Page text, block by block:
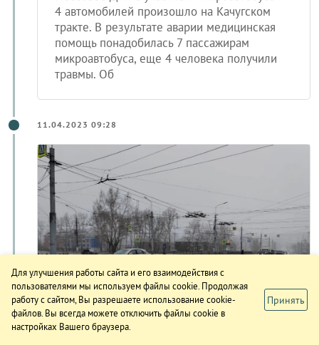
4 автомобилей произошло на Качугском
тракте. В результате аварии медицинская
помощь понадобилась 7 пассажирам
микроавтобуса, еще 4 человека получили
травмы. Об
11.04.2023 09:28
Трое подростков пострадали при
столкновении автомобилей в
Братске
Для улучшения работы сайта и его взаимодействия с
пользователями мы используем файлы cookie. Продолжая
работу с сайтом, Вы разрешаете использование cookie-
файлов. Вы всегда можете отключить файлы cookie в
настройках Вашего браузера.
Принять